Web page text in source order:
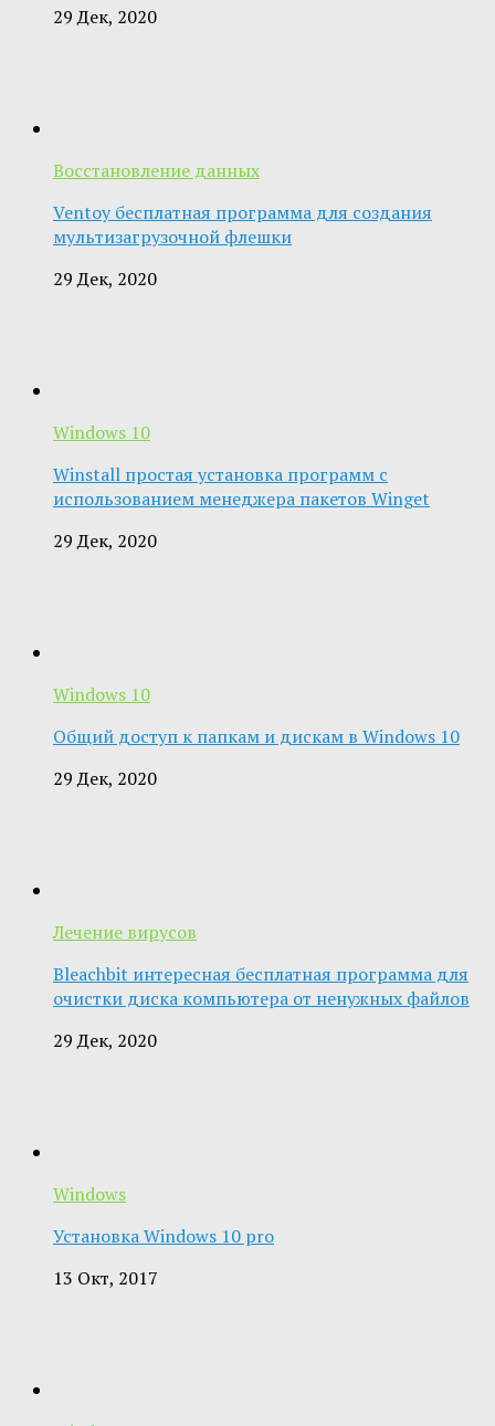
29 Дек, 2020
Восстановление данных
Ventoy бесплатная программа для создания
мультизагрузочной флешки
29 Дек, 2020
Windows 10
Winstall простая установка программ с
использованием менеджера пакетов Winget
29 Дек, 2020
Windows 10
Общий доступ к папкам и дискам в Windows 10
29 Дек, 2020
Лечение вирусов
Bleachbit интересная бесплатная программа для
очистки диска компьютера от ненужных файлов
29 Дек, 2020
Windows
Установка Windows 10 pro
13 Окт, 2017